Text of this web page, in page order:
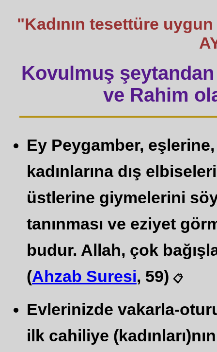
"Kadının tesettüre
Kovulmuş şeytandan
ve Rahim
Ey Peygamber,
kadınlarına dış
üstlerine giymelerini
tanınması ve eziyet
budur. Allah, çok
(Ahzab Suresi, 59) 📋
Evlerinizde vakarla-
ilk cahiliye